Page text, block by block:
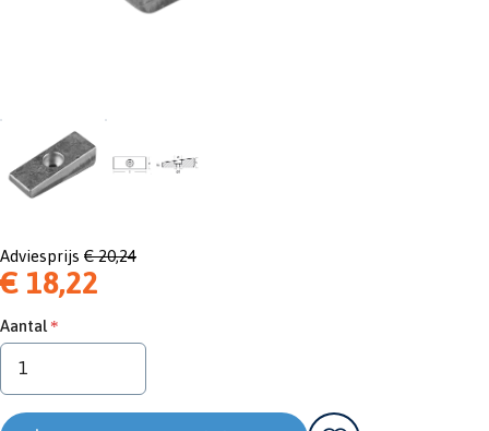
Adviesprijs € 20,24
€ 18,22
Aantal